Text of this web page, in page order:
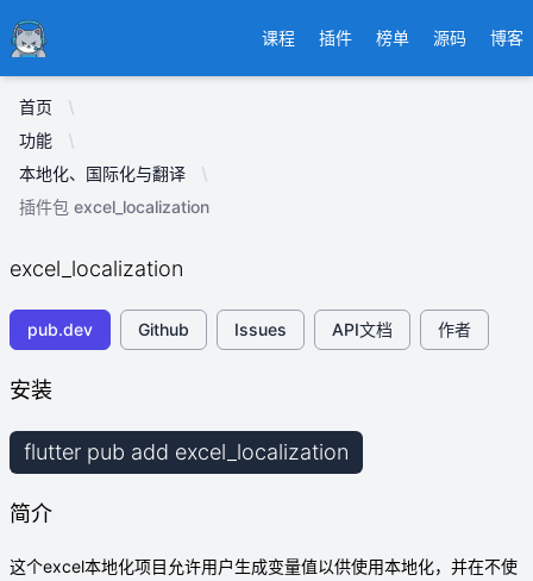
Ducafecat 课程 插件 榜单 源码 博客
首页
功能
本地化、国际化与翻译
插件包 excel_localization
excel_localization
pub.dev Github Issues API文档 作者
安装
flutter pub add excel_localization
简介
这个excel本地化项目允许用户生成变量值以供使用本地化，并在不使